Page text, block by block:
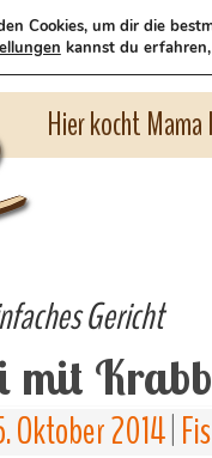
Hier kocht
Gericht
mit
Oktober 2014
Cookies, um dir die
kannst du